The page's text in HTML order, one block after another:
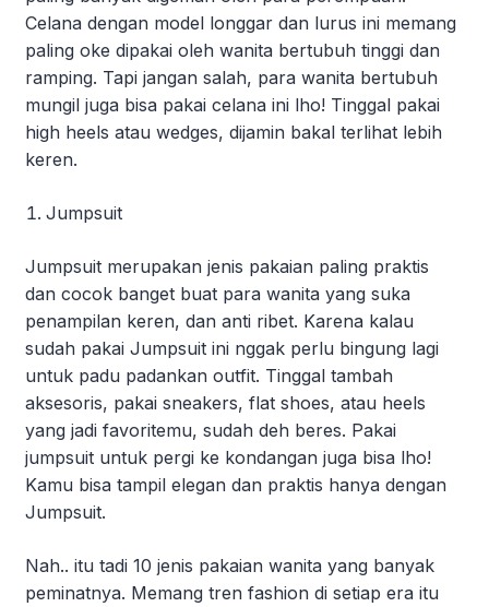
Celana dengan model longgar dan lurus ini memang
paling oke dipakai oleh wanita bertubuh tinggi dan
ramping. Tapi jangan salah, para wanita bertubuh
mungil juga bisa pakai celana ini lho! Tinggal pakai
high heels atau wedges, dijamin bakal terlihat lebih
keren.
Jumpsuit
Jumpsuit merupakan jenis pakaian paling praktis
dan cocok banget buat para wanita yang suka
penampilan keren, dan anti ribet. Karena kalau
sudah pakai Jumpsuit ini nggak perlu bingung lagi
untuk padu padankan outfit. Tinggal tambah
aksesoris, pakai sneakers, flat shoes, atau heels
yang jadi favoritemu, sudah deh beres. Pakai
jumpsuit untuk pergi ke kondangan juga bisa lho!
Kamu bisa tampil elegan dan praktis hanya dengan
Jumpsuit.
Nah.. itu tadi 10 jenis pakaian wanita yang banyak
peminatnya. Memang tren fashion di setiap era itu